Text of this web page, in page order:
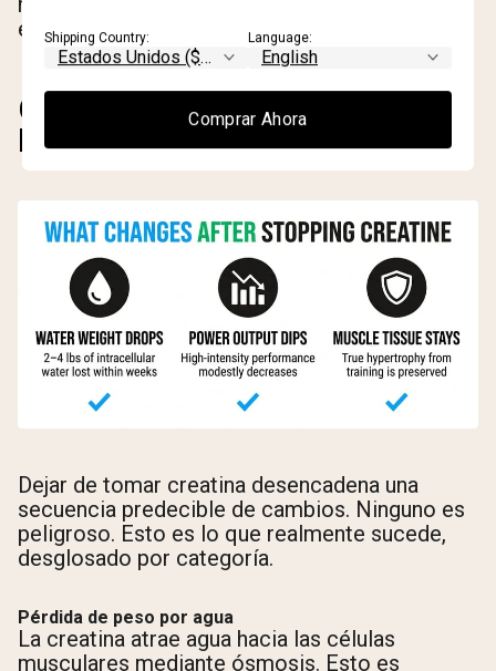
estado estable o eventos de resistencia.
QUÉ CAMBIA CUANDO DEJAS
DE TOMAR CREATINA
Dejar de tomar creatina desencadena una
secuencia predecible de cambios. Ninguno es
peligroso. Esto es lo que realmente sucede,
desglosado por categoría.
Pérdida de peso por agua
La creatina atrae agua hacia las células
musculares mediante ósmosis. Esto es
Shipping Country: Language:
Comprar Ahora